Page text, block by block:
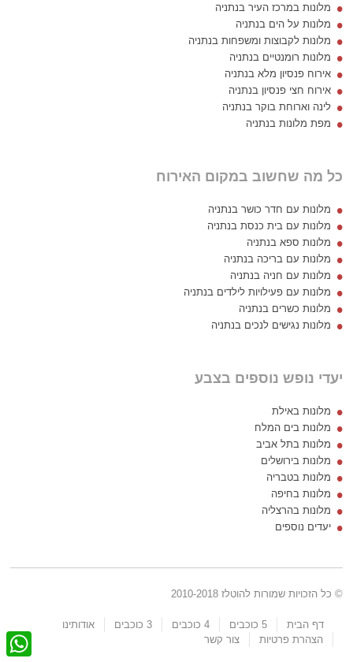
מלונות במרכז העיר בנתניה
מלונות על הים בנתניה
מלונות לקבוצות ומשפחות בנתניה
מלונות רומנטיים בנתניה
אירוח פנסיון מלא בנתניה
אירוח חצי פנסיון בנתניה
לינה וארוחת בוקר בנתניה
מפת מלונות בנתניה
כל מה שחשוב במקום האירוח
מלונות עם חדר כושר בנתניה
מלונות עם בית כנסת בנתניה
מלונות ספא בנתניה
מלונות עם בריכה בנתניה
מלונות עם חניה בנתניה
מלונות עם פעילויות לילדים בנתניה
מלונות כשרים בנתניה
מלונות נגישים לנכים בנתניה
יעדי נופש נוספים בצבע
מלונות באילת
מלונות בים המלח
מלונות בתל אביב
מלונות בירושלים
מלונות בטבריה
מלונות בחיפה
מלונות בהרצליה
יעדים נוספים
© כל הזכויות שמורות להוטלז 2010-2018
דף הבית 5 כוכבים 4 כוכבים 3 כוכבים
אודותינו
הצהרת פרטיות
צור קשר
W
h